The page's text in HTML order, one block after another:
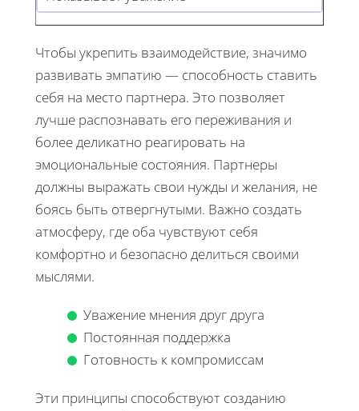
Чтобы укрепить взаимодействие, значимо
развивать эмпатию — способность ставить
себя на место партнера. Это позволяет
лучше распознавать его переживания и
более деликатно реагировать на
эмоциональные состояния. Партнеры
должны выражать свои нужды и желания, не
боясь быть отвергнутыми. Важно создать
атмосферу, где оба чувствуют себя
комфортно и безопасно делиться своими
мыслями.
Уважение мнения друг друга
Постоянная поддержка
Готовность к компромиссам
Эти принципы способствуют созданию